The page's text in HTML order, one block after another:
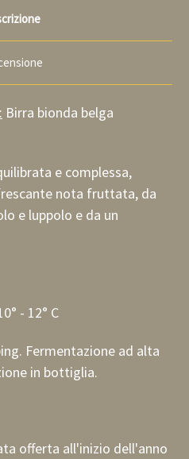
Birra bionda belga
e complessa,
nota fruttata, da
e luppolo e da un
- 12° C
Fermentazione ad alta
in bottiglia.
offerta all'inizio dell'anno